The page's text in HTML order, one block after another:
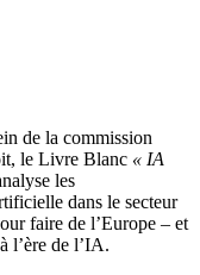
de la commission
le Livre Blanc « IA
les
dans le secteur
faire de l’Europe – et
l’ère de l’IA.